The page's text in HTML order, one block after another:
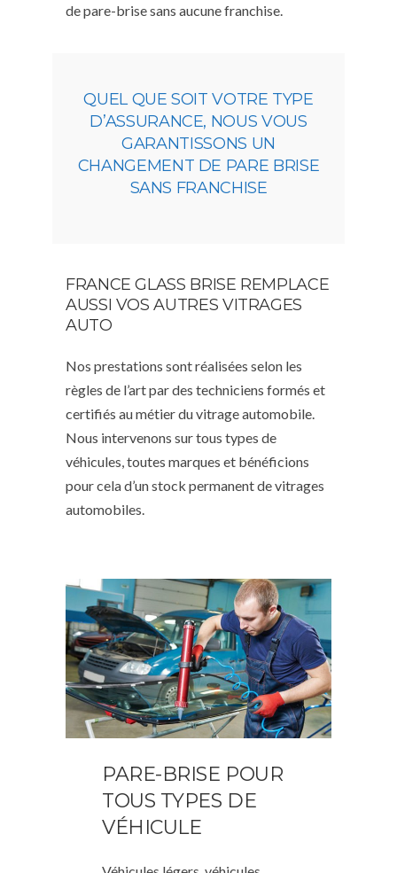
de pare-brise sans aucune franchise.
QUEL QUE SOIT VOTRE TYPE
D’ASSURANCE, NOUS VOUS
GARANTISSONS UN
CHANGEMENT DE PARE BRISE
SANS FRANCHISE
FRANCE GLASS BRISE REMPLACE
AUSSI VOS AUTRES VITRAGES
AUTO
Nos prestations sont réalisées selon les
règles de l’art par des techniciens formés et
certifiés au métier du vitrage automobile.
Nous intervenons sur tous types de
véhicules, toutes marques et bénéficions
pour cela d’un stock permanent de vitrages
automobiles.
PARE-BRISE POUR
TOUS TYPES DE
VÉHICULE